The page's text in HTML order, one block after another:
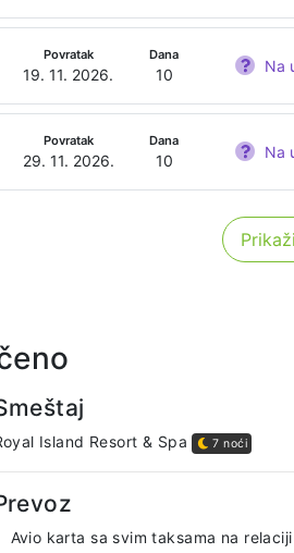
Povratak
19. 11. 2026.
Dana
10 Na
Povratak
29. 11. 2026.
Dana
10 Na
Island Resort & Spa 7 noći
Avio karta sa svim taksama na